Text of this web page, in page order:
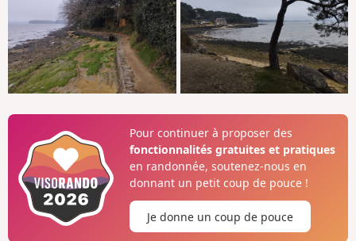
Pour continuer à proposer des
fonctionnalités gratuites et pratiques
en randonnée, soutenez-nous en
donnant un petit coup de pouce !
Je donne un coup de pouce